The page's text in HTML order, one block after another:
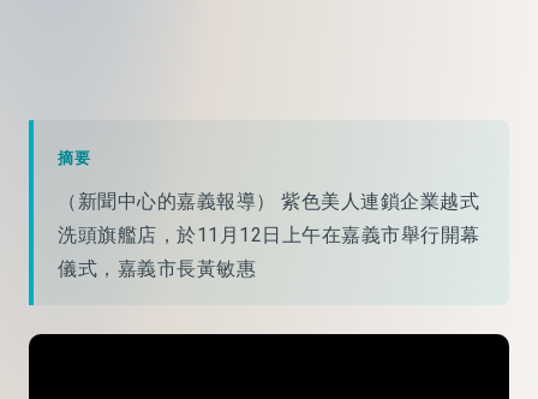
摘要
（新聞中心的嘉義報導） 紫色美人連鎖企業越式
洗頭旗艦店，於11月12日上午在嘉義市舉行開幕
儀式，嘉義市長黃敏惠